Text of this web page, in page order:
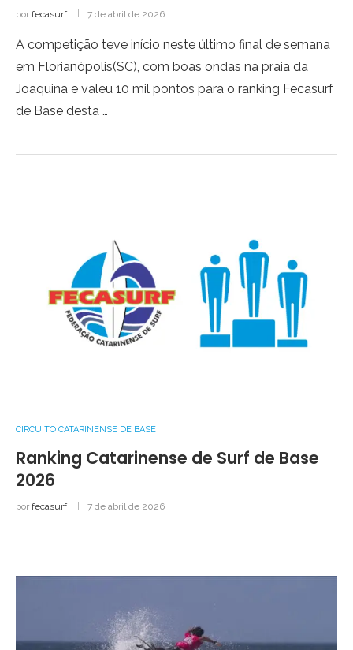
por fecasurf 7 de abril de 2026
A competição teve início neste último final de semana
em Florianópolis(SC), com boas ondas na praia da
Joaquina e valeu 10 mil pontos para o ranking Fecasurf
de Base desta …
CIRCUITO CATARINENSE DE BASE
Ranking Catarinense de Surf de Base
2026
por fecasurf 7 de abril de 2026